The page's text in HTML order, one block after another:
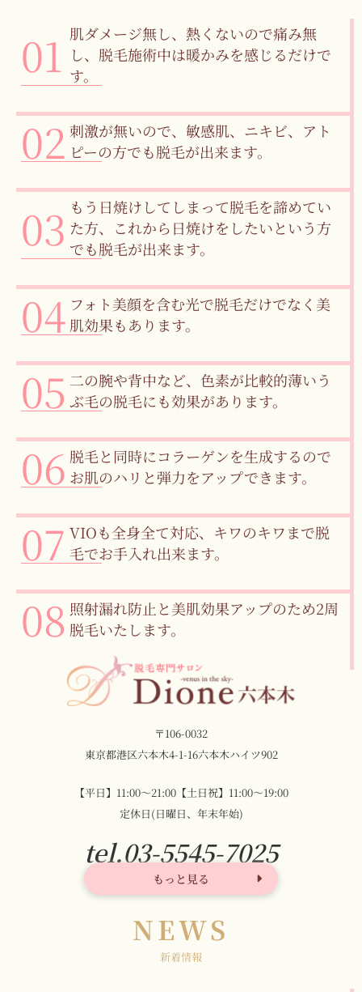
肌ダメージ無し、熱くないので痛み無
し、脱毛施術中は暖かみを感じるだけで
す。
刺激が無いので、敏感肌、ニキビ、アト
ピーの方でも脱毛が出来ます。
もう日焼けしてしまって脱毛を諦めてい
た方、これから日焼けをしたいという方
でも脱毛が出来ます。
フォト美顔を含む光で脱毛だけでなく美
肌効果もあります。
二の腕や背中など、色素が比較的薄いう
ぶ毛の脱毛にも効果があります。
脱毛と同時にコラーゲンを生成するので
お肌のハリと弾力をアップできます。
VIOも全身全て対応、キワのキワまで脱
毛でお手入れ出来ます。
照射漏れ防止と美肌効果アップのため2周
脱毛いたします。
〒106-0032
東京都港区六本木4-1-16六本木ハイツ902
【平日】11:00〜21:00【土日祝】11:00〜19:00
定休日(日曜日、年末年始)
tel.03-5545-7025
もっと見る
NEWS
新着情報